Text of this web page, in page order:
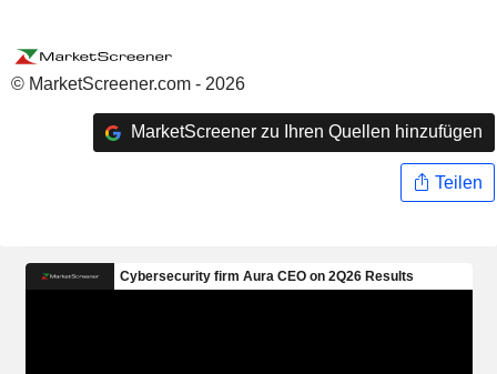
© MarketScreener.com - 2026
MarketScreener zu Ihren Quellen hinzufügen
Teilen